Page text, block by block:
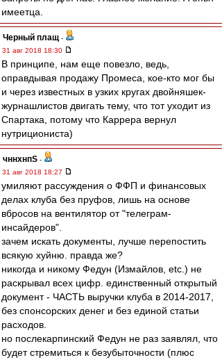
имеетца.
Черный плащ -
31 авг 2018 18:30
В принципе, нам еще повезло, ведь,
оправдывая продажу Промеса, кое-кто мог бы
и через известных в узких кругах двойняшек-
журнашлистов двигать тему, что тот уходит из
Спартака, потому что Каррера вернул
нутрициониста)
чннхнпS -
31 авг 2018 18:27
умиляют рассуждения о ФФП и финансовых
делах клуба без пруфов, лишь на основе
вбросов на вентилятор от "телеграм-
инсайдеров".
зачем искать документы, лучше перепостить
всякую хуйню. правда же?
никогда и никому Федун (Измайлов, etc.) не
раскрывал всех цифр. единственный открытый
документ - ЧАСТЬ выручки клуба в 2014-2017,
без спонсорских денег и без единой статьи
расходов.
но послекарпинский Федун не раз заявлял, что
будет стремиться к безубыточности (плюс